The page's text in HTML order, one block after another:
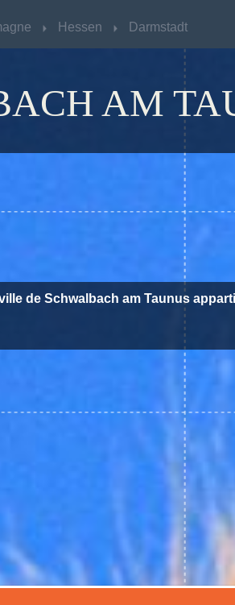
Hessen Darmstadt
AM
de Schwalbach am Taunus
Hessen Darmstadt